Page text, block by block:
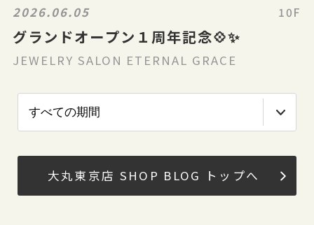
2026.06.05 10F
グランドオープン１周年記念💠✨
JEWELRY SALON ETERNAL GRACE
大丸東京店 SHOP BLOG トップへ